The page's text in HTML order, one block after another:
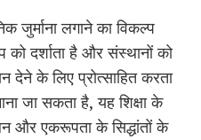
जुर्माना लगाने का विकल्प
दर्शाता है और संस्थानों को
देने के लिए प्रोत्साहित करता
जा सकता है, यह शिक्षा के
और एकरूपता के सिद्धांतों के